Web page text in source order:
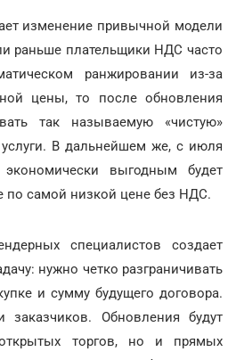
изменение привычной модели
раньше плательщики НДС часто
ранжировании из-за
цены, то после обновления
так называемую «чистую»
В дальнейшем же, с июля
экономически выгодным будет
по самой низкой цене без НДС.
специалистов создает
нужно четко разграничивать
и сумму будущего договора.
заказчиков. Обновления будут
торгов, но и прямых